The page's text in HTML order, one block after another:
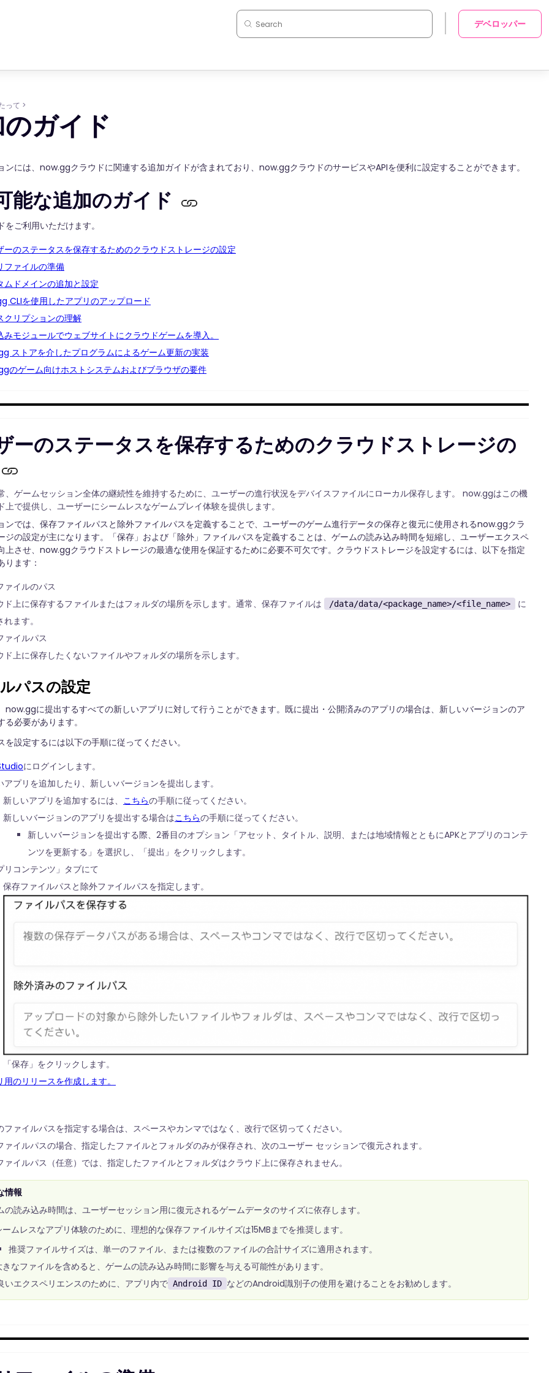
デベロッパー
って >
ガイド
ンには、now.ggクラウドに関連する追加ガイドが含まれており、now.ggクラウドのサービスやAPIを便利に設定することができます。
能な追加のガイド
をご利用いただけます。
ーのステータスを保存するためのクラウドストレージの設定
ファイルの準備
ムドメインの追加と設定
CLIを使用したアプリのアップロード
クリプションの理解
みモジュールでウェブサイトにクラウドゲームを導入。
ストアを介したプログラムによるゲーム更新の実装
のゲーム向けホストシステムおよびブラウザの要件
ーのステータスを保存するためのクラウドストレージの
、ゲームセッション全体の継続性を維持するために、ユーザーの進行状況をデバイスファイルにローカル保存します。 now.ggはこの機
上で提供し、ユーザーにシームレスなゲームプレイ体験を提供します。
ンでは、保存ファイルパスと除外ファイルパスを定義することで、ユーザーのゲーム進行データの保存と復元に使用されるnow.ggクラ
ジの設定が主になります。「保存」および「除外」ファイルパスを定義することは、ゲームの読み込み時間を短縮し、ユーザーエクスペ
上させ、now.ggクラウドストレージの最適な使用を保証するために必要不可欠です。クラウドストレージを設定するには、以下を指定
ります：
ァイルのパス
ド上に保存するファイルまたはフォルダの場所を示します。通常、保存ファイルは
/data/data/<package_name>/<file_name>
に
ます。
ァイルパス
ド上に保存したくないファイルやフォルダの場所を示します。
パスの設定
now.ggに提出するすべての新しいアプリに対して行うことができます。既に提出・公開済みのアプリの場合は、新しいバージョンのア
る必要があります。
を設定するには以下の手順に従ってください。
にログインします。
アプリを追加したり、新しいバージョンを提出します。
新しいアプリを追加するには、 こちらの手順に従ってください。
新しいバージョンのアプリを提出する場合はこちらの手順に従ってください。
新しいバージョンを提出する際、2番目のオプション「アセット、タイトル、説明、または地域情報とともにAPKとアプリのコンテ
ンツを更新する」を選択し、「提出」をクリックします。
リコンテンツ」タブにて
保存ファイルパスと除外ファイルパスを指定します。
「保存」をクリックします。
用のリリースを作成します。
ファイルパスを指定する場合は、スペースやカンマではなく、改行で区切ってください。
ァイルパスの場合、指定したファイルとフォルダのみが保存され、次のユーザー セッションで復元されます。
ァイルパス（任意）では、指定したファイルとフォルダはクラウド上に保存されません。
情報
の読み込み時間は、ユーザーセッション用に復元されるゲームデータのサイズに依存します。
ームレスなアプリ体験のために、理想的な保存ファイルサイズは15MBまでを推奨します。
推奨ファイルサイズは、単一のファイル、または複数のファイルの合計サイズに適用されます。
きなファイルを含めると、ゲームの読み込み時間に影響を与える可能性があります。
いエクスペリエンスのために、アプリ内で Android ID などのAndroid識別子の使用を避けることをお勧めします。